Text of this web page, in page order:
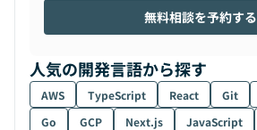
無料相談を予約する
人気の開発言語から探す
AWS TypeScript React Git
Go
GCP Next.js JavaScript